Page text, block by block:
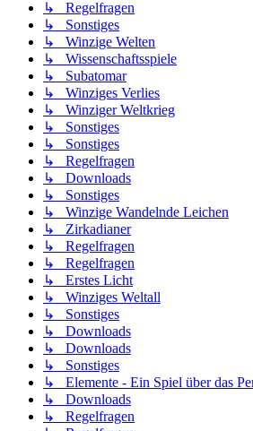
↳ Regelfragen
↳ Sonstiges
↳ Winzige Welten
↳ Wissenschaftsspiele
↳ Subatomar
↳ Winziges Verlies
↳ Winziger Weltkrieg
↳ Sonstiges
↳ Sonstiges
↳ Regelfragen
↳ Downloads
↳ Sonstiges
↳ Winzige Wandelnde Leichen
↳ Zirkadianer
↳ Regelfragen
↳ Regelfragen
↳ Erstes Licht
↳ Winziges Weltall
↳ Sonstiges
↳ Downloads
↳ Downloads
↳ Sonstiges
↳ Elemente - Ein Spiel über das
↳ Downloads
↳ Regelfragen